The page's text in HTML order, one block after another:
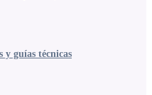
y guías técnicas